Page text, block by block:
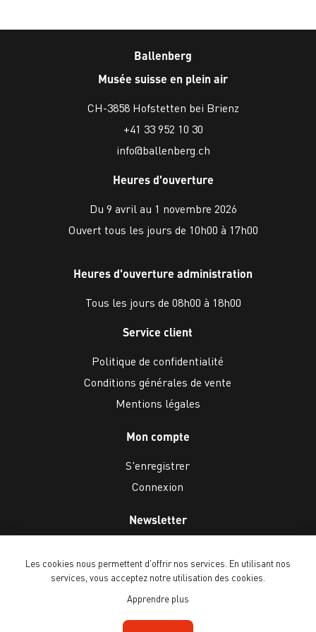
Ballenberg
Musée suisse en plein air
CH-3858 Hofstetten bei Brienz
+41 33 952 10 30
info@ballenberg.ch
Heures d'ouverture
Du 9 avril au 1 novembre 2026
Ouvert tous les jours de 10h00 à 17h00
Heures d'ouverture administration
Tous les jours de 08h00 à 18h00
Service client
Politique de confidentialité
Conditions générales de vente
Mentions légales
Mon compte
S'enregistrer
Connexion
Newsletter
Copyright © 2026 Ballenberg Freilichtmuseum. Tous droits réservés.
Les cookies nous permettent d'offrir nos services. En utilisant nos
services, vous acceptez notre utilisation des cookies.
Apprendre plus